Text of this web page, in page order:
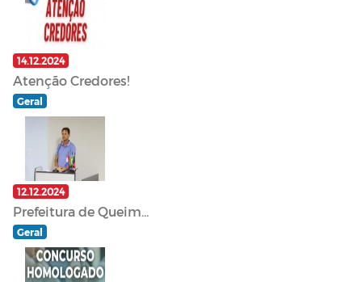
14.12.2024
Atenção Credores!
Geral
12.12.2024
Prefeitura de Queim...
Geral